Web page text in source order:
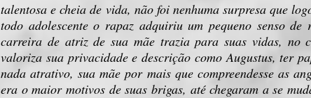
talentosa e cheia de vida, não foi nenhuma surpresa que
todo adolescente o rapaz adquiriu um pequeno senso
carreira de atriz de sua mãe trazia para suas vidas, no
valoriza sua privacidade e descrição como Augustus, ter
nada atrativo, sua mãe por mais que compreendesse as
era o maior motivos de suas brigas, até chegaram a se